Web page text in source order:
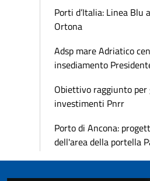
Porti d’Italia: Linea Blu
Ortona
Adsp mare Adriatico
insediamento
Obiettivo raggiunto per
investimenti Pnrr
Porto di Ancona:
dell'area della portella